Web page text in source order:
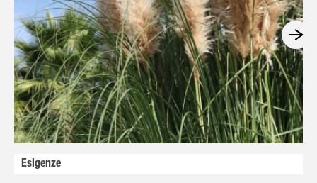
Chi siamo
Solo il meglio!
Esigenze